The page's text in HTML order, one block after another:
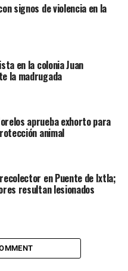
signos de violencia en la
en la colonia Juan
la madrugada
aprueba exhorto para
animal
en Puente de Ixtla;
resultan lesionados